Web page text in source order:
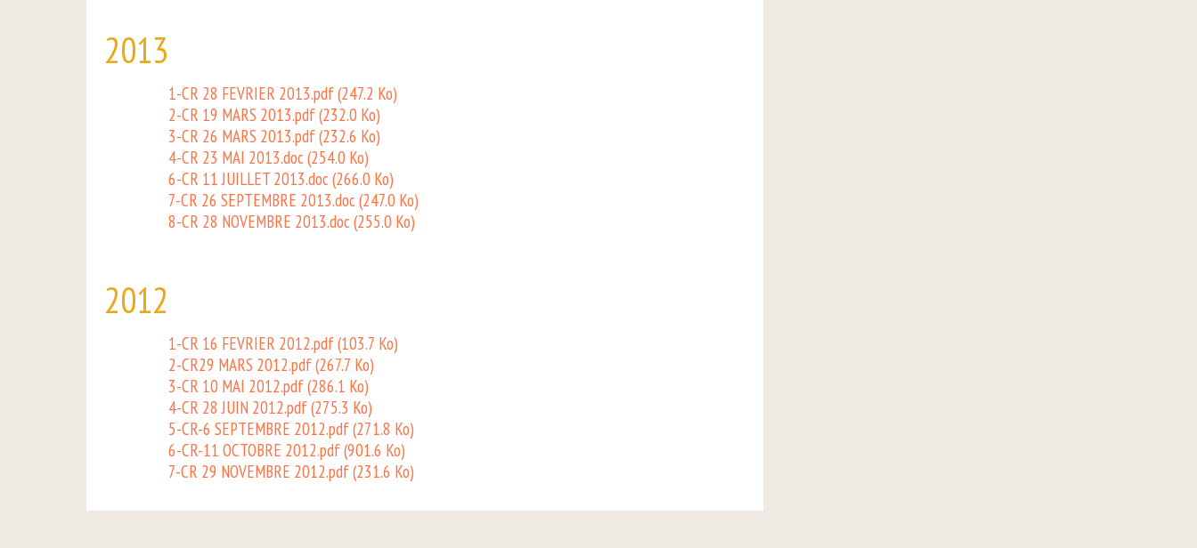
2013
1-CR 28 FEVRIER 2013.pdf(247.2 Ko)
2-CR 19 MARS 2013.pdf(232.0 Ko)
3-CR 26 MARS 2013.pdf(232.6 Ko)
4-CR 23 MAI 2013.doc (254.0 Ko)
6-CR 11 JUILLET 2013.doc (266.0 Ko)
7-CR 26 SEPTEMBRE 2013.doc (247.0 Ko)
8-CR 28 NOVEMBRE 2013.doc (255.0 Ko)
2012
1-CR 16 FEVRIER 2012.pdf(103.7 Ko)
2-CR29 MARS 2012.pdf(267.7 Ko)
3-CR 10 MAI 2012.pdf(286.1 Ko)
4-CR 28 JUIN 2012.pdf(275.3 Ko)
5-CR-6 SEPTEMBRE 2012.pdf(271.8 Ko)
6-CR-11 OCTOBRE 2012.pdf(901.6 Ko)
7-CR 29 NOVEMBRE 2012.pdf(231.6 Ko)